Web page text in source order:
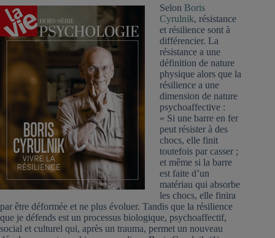
Selon Boris
Cyrulnik, résistance
et résilience sont à
différencier. La
résistance a une
définition de nature
physique alors que la
résilience a une
dimension de nature
psychoaffective :
« Si une barre en fer
peut résister à des
chocs, elle finit
toutefois par casser ;
et même si la barre
est faite d’un
matériau qui absorbe
les chocs, elle finira
par être déformée et ne plus évoluer. Tandis que la résilience
que je défends est un processus biologique, psychoaffectif,
social et culturel qui, après un trauma, permet un nouveau